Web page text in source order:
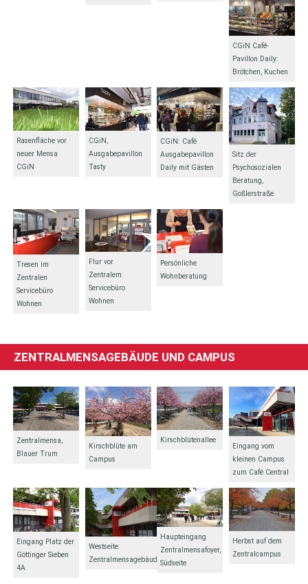
CGiN Café-
Pavillon Daily:
Brötchen, Kuchen
Rasenfläche vor
neuer Mensa
CGiN
CGiN,
Ausgabepavillon
Tasty
CGiN: Café
Ausgabepavillon
Daily mit Gästen
Sitz der
Psychosozialen
Beratung,
Goßlerstraße
Tresen im
Zentralen
Servicebüro
Wohnen
Flur vor
Zentralem
Servicebüro
Wohnen
Persönliche
Wohnberatung
ZENTRALMENSAGEBÄUDE UND CAMPUS
Zentralmensa,
Blauer Trum
Kirschblüte am
Campus
Kirschblütenallee
Eingang vom
kleinen Campus
zum Café Central
Eingang Platz der
Göttinger Sieben
4A
Westseite
Zentralmensagebäude
Haupteingang
Zentralmensafoyer,
Südseite
Herbst auf dem
Zentralcampus